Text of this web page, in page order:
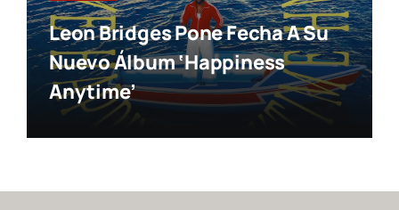
Leon Bridges Pone Fecha A Su
Nuevo Álbum ‘Happiness
Anytime’